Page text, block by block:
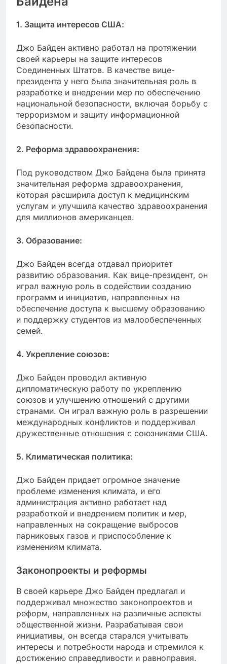
1. Защита интересов США:
Джо Байден активно работал на протяжении
своей карьеры на защите интересов
Соединенных Штатов. В качестве вице-
президента у него была значительная роль в
разработке и внедрении мер по обеспечению
национальной безопасности, включая борьбу с
терроризмом и защиту информационной
безопасности.
2. Реформа здравоохранения:
Под руководством Джо Байдена была принята
значительная реформа здравоохранения,
которая расширила доступ к медицинским
услугам и улучшила качество здравоохранения
для миллионов американцев.
3. Образование:
Джо Байден всегда отдавал приоритет
развитию образования. Как вице-президент, он
играл важную роль в содействии созданию
программ и инициатив, направленных на
обеспечение доступа к высшему образованию
и поддержку студентов из малообеспеченных
семей.
4. Укрепление союзов:
Джо Байден проводил активную
дипломатическую работу по укреплению
союзов и улучшению отношений с другими
странами. Он играл важную роль в разрешении
международных конфликтов и поддерживал
дружественные отношения с союзниками США.
5. Климатическая политика:
Джо Байден придает огромное значение
проблеме изменения климата, и его
администрация активно работает над
разработкой и внедрением политик и мер,
направленных на сокращение выбросов
парниковых газов и приспособление к
изменениям климата.
Законопроекты и реформы
В своей карьере Джо Байден предлагал и
поддерживал множество законопроектов и
реформ, направленных на различные аспекты
общественной жизни. Разрабатывая свои
инициативы, он всегда старался учитывать
интересы и потребности народа и стремился к
достижению справедливости и равноправия.